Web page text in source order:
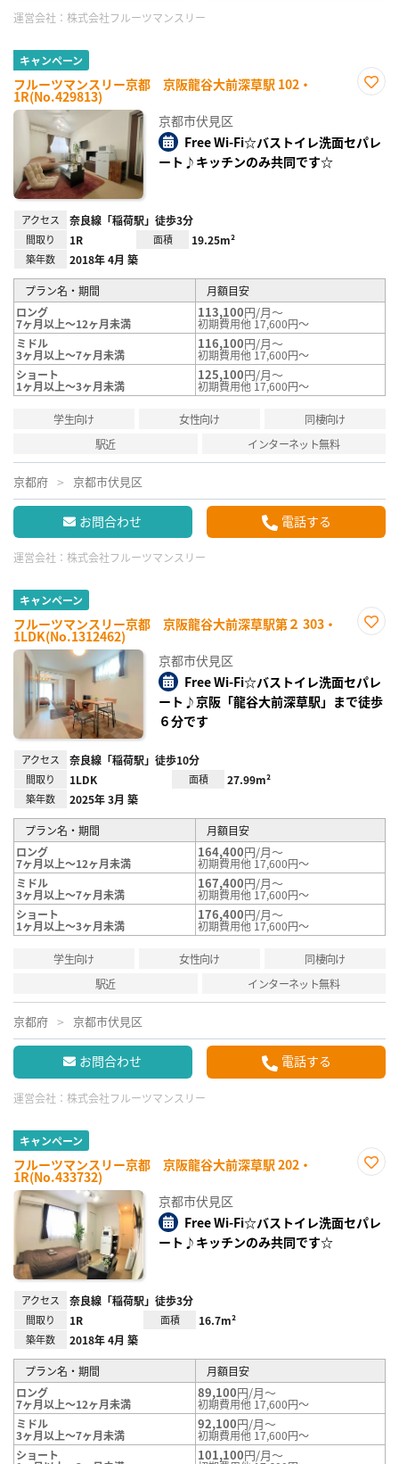
運営会社： 株式会社フルーツマンスリー
キャンペーン
フルーツマンスリー京都 京阪龍谷大前深草駅 102・
1R(No.429813)
録
京都市伏見区
Free Wi-Fi☆バストイレ洗面セパレ
ート♪キッチンのみ共同です☆
アクセス 奈良線「稲荷駅」徒歩3分
間取り 1R 面積 19.25m²
築年数 2018年 4月 築
プラン名・期間
月額目安
ロング
7ヶ月以上～12ヶ月未満
113,100円/月～
初期費用他 17,600円～
ミドル
3ヶ月以上～7ヶ月未満
116,100円/月～
初期費用他 17,600円～
ショート
1ヶ月以上～3ヶ月未満
125,100円/月～
初期費用他 17,600円～
学生向け 女性向け
同棲向け
駅近
インターネット無料
京都府 京都市伏見区
お問合わせ 電話する
運営会社： 株式会社フルーツマンスリー
キャンペーン
フルーツマンスリー京都 京阪龍谷大前深草駅第２ 303・
1LDK(No.1312462)
録
京都市伏見区
Free Wi-Fi☆バストイレ洗面セパレ
ート♪京阪「龍谷大前深草駅」まで徒歩
６分です
アクセス 奈良線「稲荷駅」徒歩10分
間取り 1LDK 面積 27.99m²
築年数 2025年 3月 築
プラン名・期間
月額目安
ロング
7ヶ月以上～12ヶ月未満
164,400円/月～
初期費用他 17,600円～
ミドル
3ヶ月以上～7ヶ月未満
167,400円/月～
初期費用他 17,600円～
ショート
1ヶ月以上～3ヶ月未満
176,400円/月～
初期費用他 17,600円～
学生向け 女性向け
同棲向け
駅近
インターネット無料
京都府 京都市伏見区
お問合わせ 電話する
運営会社： 株式会社フルーツマンスリー
キャンペーン
フルーツマンスリー京都 京阪龍谷大前深草駅 202・
1R(No.433732)
録
京都市伏見区
Free Wi-Fi☆バストイレ洗面セパレ
ート♪キッチンのみ共同です☆
アクセス 奈良線「稲荷駅」徒歩3分
間取り 1R 面積 16.7m²
築年数 2018年 4月 築
プラン名・期間
月額目安
ロング
7ヶ月以上～12ヶ月未満
89,100円/月～
初期費用他 17,600円～
ミドル
3ヶ月以上～7ヶ月未満
92,100円/月～
初期費用他 17,600円～
ショート
101,100円/月～